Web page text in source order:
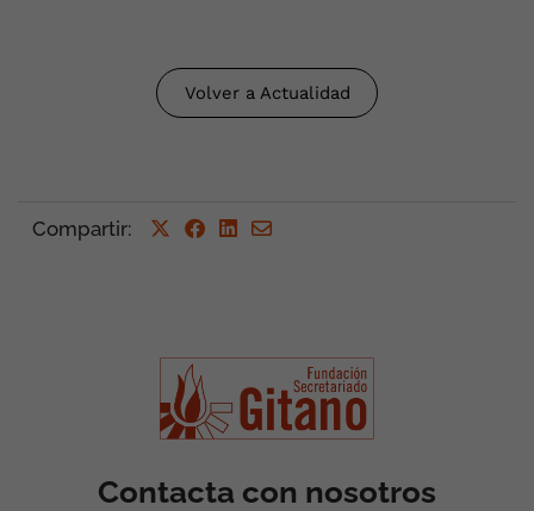
Volver a Actualidad
Compartir:
Contacta con nosotros